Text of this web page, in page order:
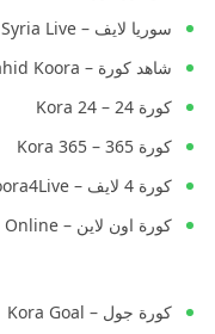
سوريا لايف – Syria Live
شاهد كورة – Shahid Koora
كورة 24 – Kora 24
كورة 365 – Kora 365
كورة 4 لايف – Kooora4Live
كورة اون لاين – Kora Online
كورة جول – Kora Goal